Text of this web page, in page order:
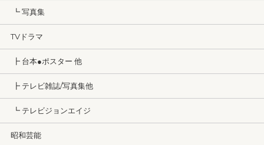
┗ 写真集
TVドラマ
┣ 台本●ポスター 他
┣ テレビ雑誌/写真集他
┗ テレビジョンエイジ
昭和芸能